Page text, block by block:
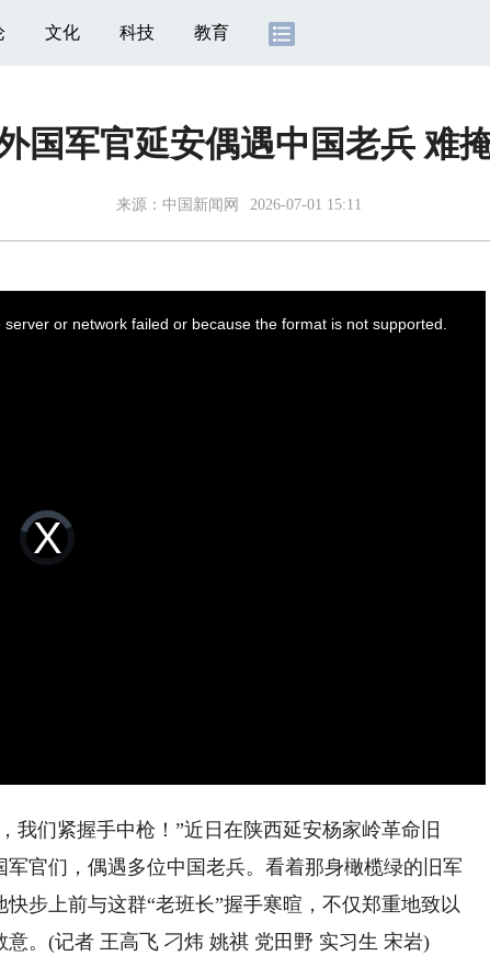
文化 科技 教育
国军官延安偶遇中国老兵 难
来源： 中国新闻网 2026-07-01 15:11
Video
Player
loading.
or network failed or because the format is not supported.
们紧握手中枪！”近日在陕西延安杨家岭革命旧
官们，偶遇多位中国老兵。看着那身橄榄绿的旧军
步上前与这群“老班长”握手寒暄，不仅郑重地致以
。(记者 王高飞 刁炜 姚祺 党田野 实习生 宋岩)